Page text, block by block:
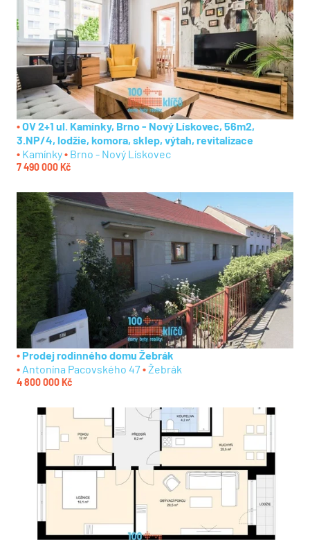
OV 2+1 ul. Kamínky, Brno - Nový Lískovec, 56m2,
3.NP/4, lodžie, komora, sklep, výtah, revitalizace
Kamínky
Brno - Nový Lískovec
7 490 000 Kč
Prodej rodinného domu Žebrák
Antonína Pacovského 47 Žebrák
4 800 000 Kč